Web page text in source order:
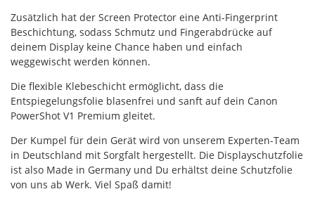
Zusätzlich hat der Screen Protector eine Anti-Fingerprint
Beschichtung, sodass Schmutz und Fingerabdrücke auf
deinem Display keine Chance haben und einfach
weggewischt werden können.
Die flexible Klebeschicht ermöglicht, dass die
Entspiegelungsfolie blasenfrei und sanft auf dein Canon
PowerShot V1 Premium gleitet.
Der Kumpel für dein Gerät wird von unserem Experten-Team
in Deutschland mit Sorgfalt hergestellt. Die Displayschutzfolie
ist also Made in Germany und Du erhältst deine Schutzfolie
von uns ab Werk. Viel Spaß damit!